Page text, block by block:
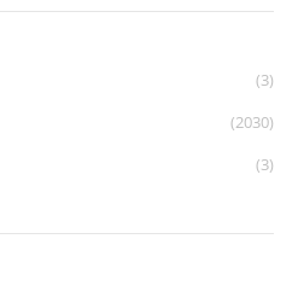
(3)
(2030)
(3)